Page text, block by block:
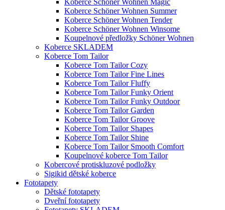
Koberce Schöner Wohnen Summer
Koberce Schöner Wohnen Tender
Koberce Schöner Wohnen Winsome
Koupelnové předložky Schöner Wohnen
Koberce SKLADEM
Koberce Tom Tailor
Koberce Tom Tailor Cozy
Koberce Tom Tailor Fine Lines
Koberce Tom Tailor Fluffy
Koberce Tom Tailor Funky Orient
Koberce Tom Tailor Funky Outdoor
Koberce Tom Tailor Garden
Koberce Tom Tailor Groove
Koberce Tom Tailor Shapes
Koberce Tom Tailor Shine
Koberce Tom Tailor Smooth Comfort
Koupelnové koberce Tom Tailor
Kobercové protiskluzové podložky
Sigikid dětské koberce
Fototapety
Dětské fototapety
Dveřní fototapety